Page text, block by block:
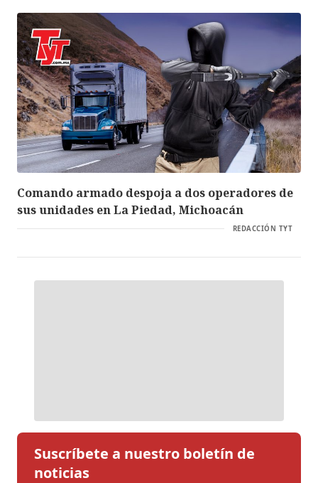
Comando armado despoja a dos operadores de
sus unidades en La Piedad, Michoacán
REDACCIÓN TYT
Suscríbete a nuestro boletín de
noticias